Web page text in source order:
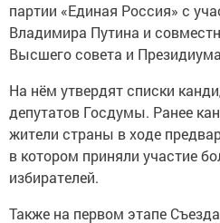
партии «Единая Россия» с
Владимира Путина и
Высшего совета и
На нём утвердят списки
депутатов Госдумы. Ранее
жители страны в ходе
в котором приняли участие
избирателей.
Также на первом этапе